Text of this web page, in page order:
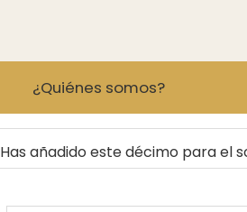
¿Quiénes somos?
Has añadido este décimo para el